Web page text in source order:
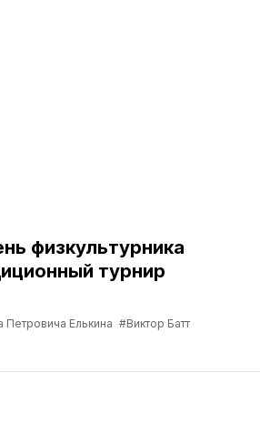
физкультурника
турнир
Елькина #Виктор Батт